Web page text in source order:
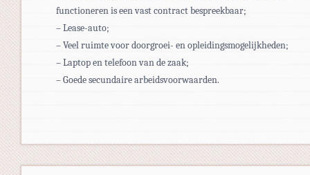
functioneren is een vast contract bespreekbaar;
– Lease-auto;
– Veel ruimte voor doorgroei- en opleidingsmogelijkheden;
– Laptop en telefoon van de zaak;
– Goede secundaire arbeidsvoorwaarden.